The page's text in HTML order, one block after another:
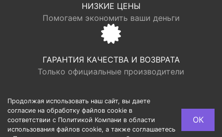
НИЗКИЕ ЦЕНЫ
Помогаем экономить ваши деньги
ГАРАНТИЯ КАЧЕСТВА И ВОЗВРАТА
Только официальные производители
© LOGR | ООО “ФАБРИК ХАУС”, ОГРН 1117746193949,
ИНН 7713725002, Юридический адрес: 127540, г.
Продолжая использовать наш сайт, вы даете
согласие на обработку файлов cookie в
соответствии с Политикой Компани в области
использования файлов cookie, а также соглашаетесь
ОК